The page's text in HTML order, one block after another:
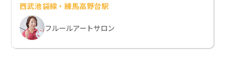
西武池袋線・練馬高野台駅
フルールアートサロン